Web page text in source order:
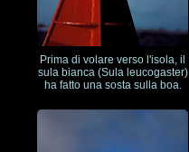
Prima di volare verso l'isola, il
sula bianca (Sula leucogaster)
ha fatto una sosta sulla boa.